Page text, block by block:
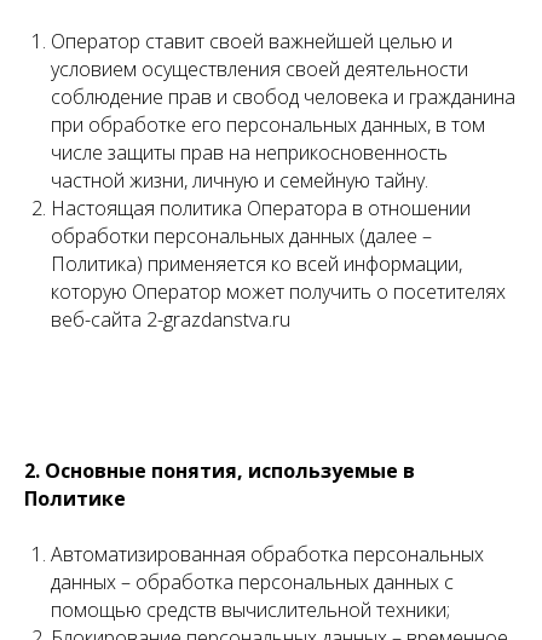
Оператор ставит своей важнейшей целью и
условием осуществления своей деятельности
соблюдение прав и свобод человека и гражданина
при обработке его персональных данных, в том
числе защиты прав на неприкосновенность
частной жизни, личную и семейную тайну.
Настоящая политика Оператора в отношении
обработки персональных данных (далее –
Политика) применяется ко всей информации,
которую Оператор может получить о посетителях
веб-сайта 2-grazdanstva.ru
2. Основные понятия, используемые в
Политике
Автоматизированная обработка персональных
данных – обработка персональных данных с
помощью средств вычислительной техники;